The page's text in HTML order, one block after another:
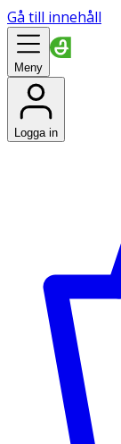
Gå till innehåll
Meny
Logga in